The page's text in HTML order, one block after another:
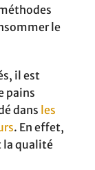
le
il est
pains
dans les
. En effet,
la qualité